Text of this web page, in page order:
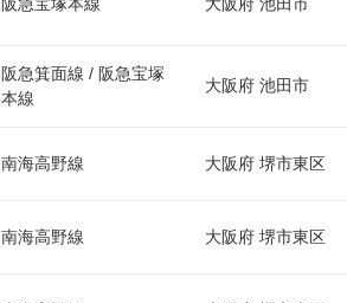
阪急箕面線 / 阪急宝塚
本線
大阪府 池田市
南海高野線 大阪府 堺市東区
南海高野線 大阪府 堺市東区